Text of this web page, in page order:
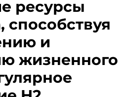
ресурсы
способствуя
и
жизненного